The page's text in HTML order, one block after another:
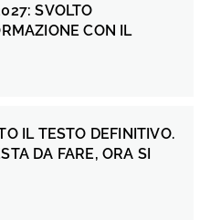
SVOLTO
CON IL
IL TESTO DEFINITIVO.
DA FARE, ORA SI